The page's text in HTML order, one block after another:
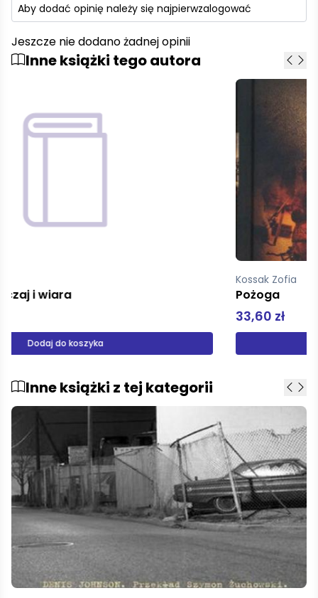
Aby dodać opinię należy się najpierwzalogować
Jeszcze nie dodano żadnej opinii
Inne książki tego autora
Pożoga
Inne książki z tej kategorii